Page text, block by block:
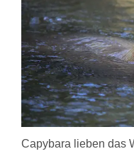
Capybara lieben das